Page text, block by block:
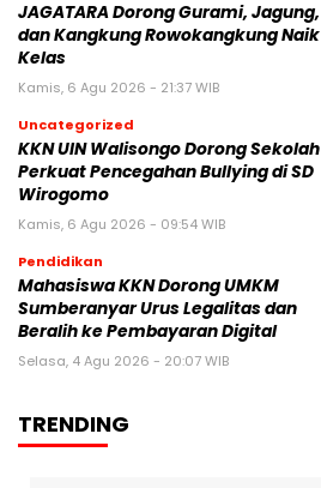
JAGATARA Dorong Gurami, Jagung,
dan Kangkung Rowokangkung Naik
Kelas
Kamis, 6 Agu 2026 - 21:37 WIB
Uncategorized
KKN UIN Walisongo Dorong Sekolah
Perkuat Pencegahan Bullying di SD
Wirogomo
Kamis, 6 Agu 2026 - 09:54 WIB
Pendidikan
Mahasiswa KKN Dorong UMKM
Sumberanyar Urus Legalitas dan
Beralih ke Pembayaran Digital
Selasa, 4 Agu 2026 - 20:07 WIB
TRENDING